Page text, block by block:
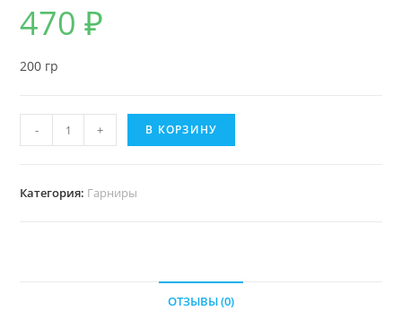
470₽
200 гр
- + В КОРЗИНУ
Категория: Гарниры
ОТЗЫВЫ (0)